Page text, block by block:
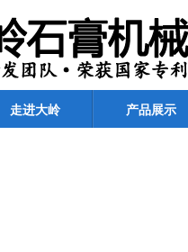
走进大岭 产品展示